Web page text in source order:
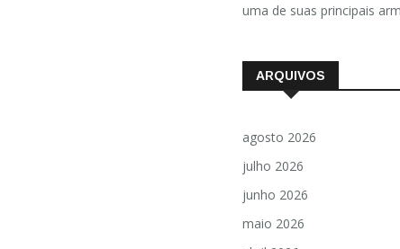
uma de suas principais
ARQUIVOS
agosto 2026
julho 2026
junho 2026
maio 2026